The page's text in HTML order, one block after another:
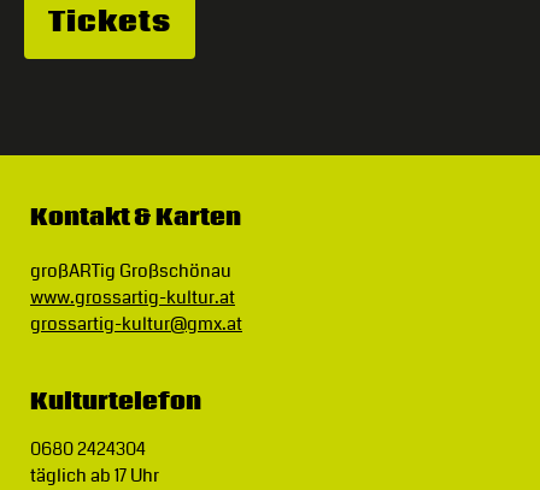
Tickets
Kontakt & Karten
großARTig Großschönau
www.grossartig-kultur.at
grossartig-kultur@gmx.at
Kulturtelefon
0680 2424304
täglich ab 17 Uhr